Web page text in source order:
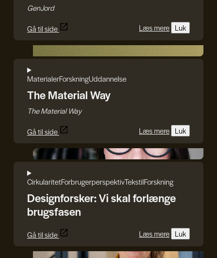
GenJord
Gå til side
Læs mere Luk
MaterialerForskningUddannelse
The Material Way
The Material Way
Gå til side
Læs mere Luk
Iryna Kucher
CirkularitetForbrugerperspektivTekstilForskning
Designforsker: Vi skal forlænge
brugsfasen
Gå til side Læs mere Luk
Rasmus Blicher